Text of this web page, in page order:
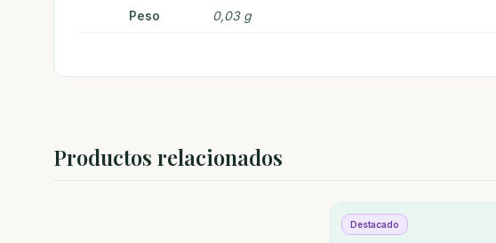
Peso 0,03 g
Productos relacionados
Destacado